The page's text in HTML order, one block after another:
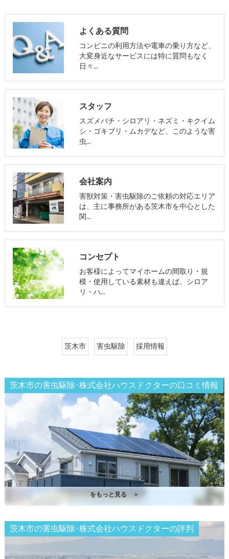
よくある質問
コンビニの利用方法や電車の乗り方など、
大変身近なサービスには特に質問もなく
日々…
スタッフ
スズメバチ・シロアリ・ネズミ・キクイム
シ・ゴキブリ・ムカデなど、このような害
虫…
会社案内
害獣対策・害虫駆除のご依頼の対応エリア
は、主に事務所がある茨木市を中心とした
関…
コンセプト
お客様によってマイホームの間取り・規
模・使用している素材も違えば、シロア
リ・ハ…
茨木市 害虫駆除 採用情報
茨木市の害虫駆除･株式会社ハウスドクターの口コミ情報
をもっと見る ＞
茨木市の害虫駆除･株式会社ハウスドクターの評判